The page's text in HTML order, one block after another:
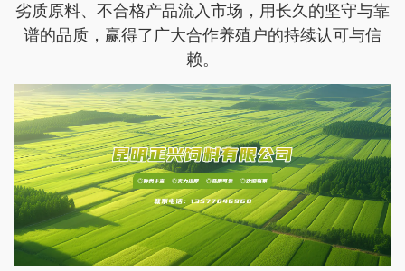
劣质原料、不合格产品流入市场，用长久的坚守与靠
谱的品质，赢得了广大合作养殖户的持续认可与信
赖。